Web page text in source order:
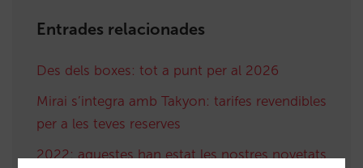
Entrades relacionades
Des dels boxes: tot a punt per al 2026
Mirai s’integra amb Takyon: tarifes revendibles
per a les teves reserves
2022: aquestes han estat les nostres novetats